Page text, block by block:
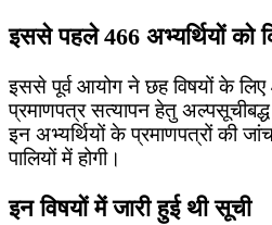
इससे पहले 466 अभ्यर्थियों को
इससे पूर्व आयोग ने छह विषयों के लिए
प्रमाणपत्र सत्यापन हेतु
इन अभ्यर्थियों के प्रमाणपत्रों की
पालियों में होगी।
इन विषयों में जारी हुई थी सूची